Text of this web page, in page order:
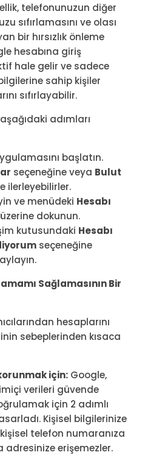
telefonunuzun diğer
sıfırlamasını ve olası
bir hırsızlık önleme
hesabına giriş
hale gelir ve sadece
sahip kişiler
sıfırlayabilir.
adımları
başlatın.
seçeneğine veya Bulut
ilerleyebilirler.
ve menüdeki Hesabı
dokunun.
kutusundaki Hesabı
seçeneğine
Sağlamasının Bir
hesaplarını
sebeplerinden kısaca
için: Google,
verileri güvende
için 2 adımlı
Kişisel bilgilerinize
telefon numaranıza
erişemezler.